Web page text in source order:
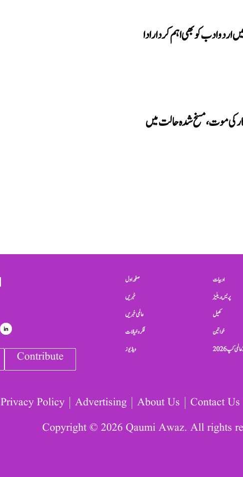
ادب کو بھی اہم کردار ادا
کی موت، مسخ شدہ حالت میں
Contribute
صفحہ اول
خبریں
عالمی خبریں
فکر و خیالات
ویڈیوز
ادبیات
پریس ریلیز
کھیل
خواتین
Privacy Policy Advertising About Us Contact Us
Copyright © 2026 Qaumi Awaz. All rights